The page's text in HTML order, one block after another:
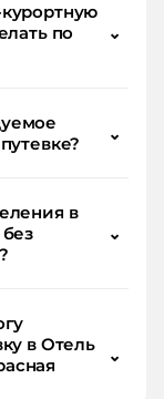
по
⌄
⌄
в
⌄
в Отель
⌄